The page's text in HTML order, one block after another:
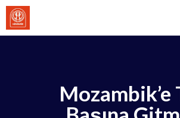
İçeriğe
atla
Mozambik’e